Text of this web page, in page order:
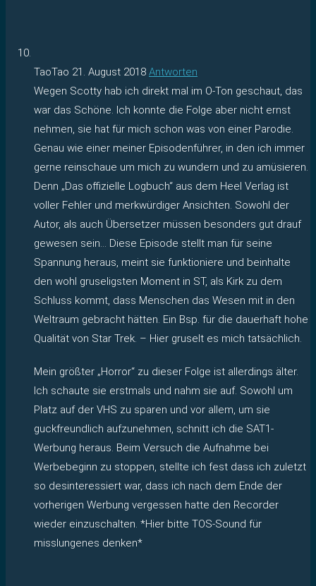
TaoTao 21. August 2018 Antworten
Wegen Scotty hab ich direkt mal im O-Ton geschaut, das
war das Schöne. Ich konnte die Folge aber nicht ernst
nehmen, sie hat für mich schon was von einer Parodie.
Genau wie einer meiner Episodenführer, in den ich immer
gerne reinschaue um mich zu wundern und zu amüsieren.
Denn „Das offizielle Logbuch“ aus dem Heel Verlag ist
voller Fehler und merkwürdiger Ansichten. Sowohl der
Autor, als auch Übersetzer müssen besonders gut drauf
gewesen sein… Diese Episode stellt man für seine
Spannung heraus, meint sie funktioniere und beinhalte
den wohl gruseligsten Moment in ST, als Kirk zu dem
Schluss kommt, dass Menschen das Wesen mit in den
Weltraum gebracht hätten. Ein Bsp. für die dauerhaft hohe
Qualität von Star Trek. – Hier gruselt es mich tatsächlich.
Mein größter „Horror“ zu dieser Folge ist allerdings älter.
Ich schaute sie erstmals und nahm sie auf. Sowohl um
Platz auf der VHS zu sparen und vor allem, um sie
guckfreundlich aufzunehmen, schnitt ich die SAT1-
Werbung heraus. Beim Versuch die Aufnahme bei
Werbebeginn zu stoppen, stellte ich fest dass ich zuletzt
so desinteressiert war, dass ich nach dem Ende der
vorherigen Werbung vergessen hatte den Recorder
wieder einzuschalten. *Hier bitte TOS-Sound für
misslungenes denken*